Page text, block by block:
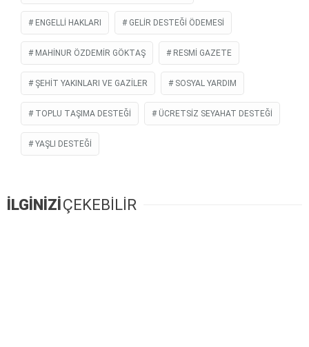
ENGELLİ HAKLARI GELIR DESTEĞI ÖDEMESI
MAHINUR ÖZDEMIR GÖKTAŞ RESMİ GAZETE
ŞEHIT YAKINLARI VE GAZILER SOSYAL YARDIM
TOPLU TAŞIMA DESTEĞI ÜCRETSIZ SEYAHAT DESTEĞI
YAŞLI DESTEĞI
İLGİNİZİÇEKEBİLİR